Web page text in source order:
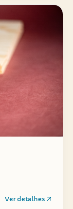
Ver detalhes